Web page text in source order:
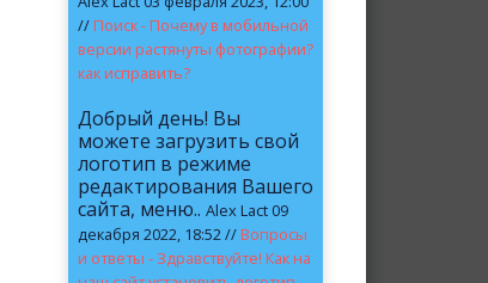
// Поиск - Почему в мобильной
версии растянуты фотографии?
как исправить?
Добрый день! Вы
можете загрузить свой
логотип в режиме
редактирования Вашего
сайта, меню.. Alex Lact 09
декабря 2022, 18:52 // Вопросы
и ответы - Здравствуйте! Как на